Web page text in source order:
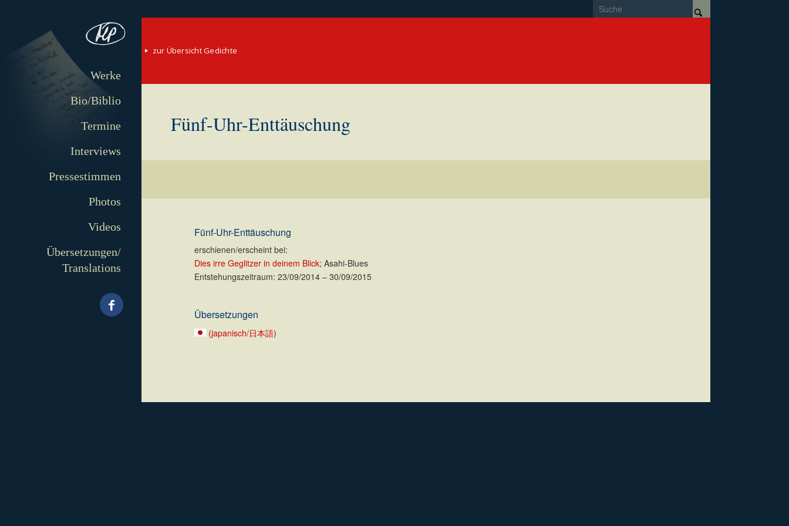
Werke
Bio/Biblio
Termine
Interviews
Pressestimmen
Photos
Videos
Übersetzungen/
Translations
zur Übersicht Gedichte
Fünf-Uhr-Enttäuschung
Fünf-Uhr-Enttäuschung
erschienen/erscheint bei:
Dies irre Geglitzer in deinem Blick; Asahi-Blues
Entstehungszeitraum: 23/09/2014 – 30/09/2015
Übersetzungen
(japanisch/日本語)